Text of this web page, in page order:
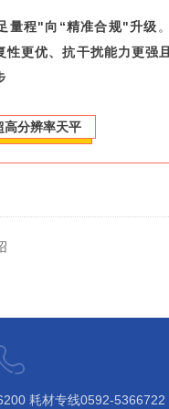
量程"向“精准合规"升级
性更优、抗干扰能力更强
分辨率天平
耗材专线0592-5366722